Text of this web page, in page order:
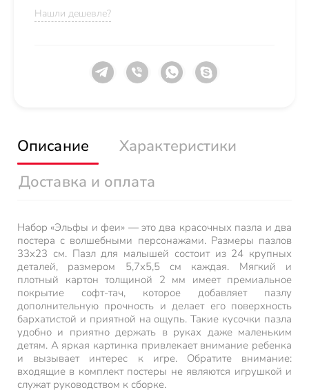
Нашли дешевле?
Описание
Характеристики
Доставка и оплата
Набор «Эльфы и феи» — это два красочных пазла и два
постера с волшебными персонажами. Размеры пазлов
33х23 см. Пазл для малышей состоит из 24 крупных
деталей, размером 5,7х5,5 см каждая. Мягкий и
плотный картон толщиной 2 мм имеет премиальное
покрытие софт-тач, которое добавляет пазлу
дополнительную прочность и делает его поверхность
бархатистой и приятной на ощупь. Такие кусочки пазла
удобно и приятно держать в руках даже маленьким
детям. А яркая картинка привлекает внимание ребенка
и вызывает интерес к игре. Обратите внимание:
входящие в комплект постеры не являются игрушкой и
служат руководством к сборке.